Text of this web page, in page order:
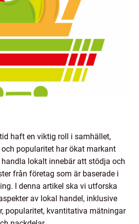
haft en viktig roll i samhället,
och popularitet har ökat markant
handla lokalt innebär att stödja och
från företag som är baserade i
I denna artikel ska vi utforska
av lokal handel, inklusive
popularitet, kvantitativa mätningar